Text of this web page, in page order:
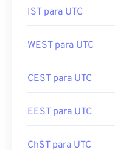
IST para UTC
WEST para UTC
CEST para UTC
EEST para UTC
ChST para UTC